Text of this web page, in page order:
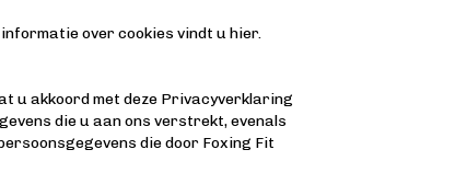
over cookies vindt u hier.
u akkoord met deze Privacyverklaring
die u aan ons verstrekt, evenals
die door Foxing Fit